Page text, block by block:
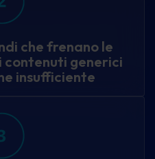
che frenano le
contenuti generici
insufficiente